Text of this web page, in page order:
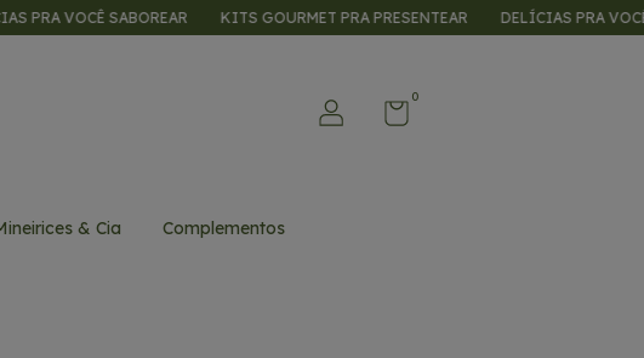
PRA VOCÊ SABOREAR KITS GOURMET PRA PRESENTEAR DELÍCIAS PRA VOCÊ
0
& Cia Complementos